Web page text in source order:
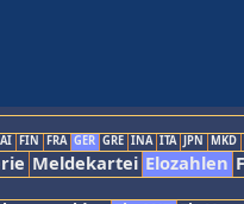
FIN FRA GER GRE INA ITA JPN MKD
Meldekartei Elozahlen